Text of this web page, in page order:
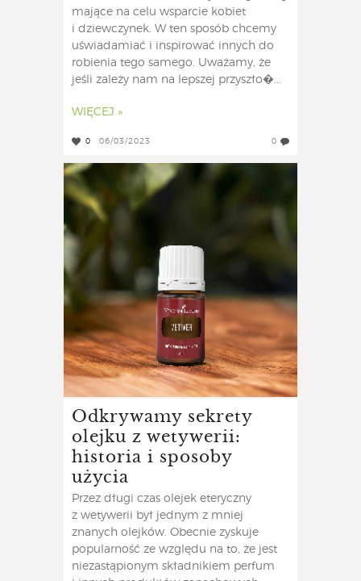
mające na celu wsparcie kobiet
i dziewczynek. W ten sposób chcemy
uświadamiać i inspirować innych do
robienia tego samego. Uważamy, że
jeśli zależy nam na lepszej przyszło�...
WIĘCEJ »
0 06/03/2023 0
Odkrywamy sekrety
olejku z wetywerii:
historia i sposoby
użycia
Przez długi czas olejek eteryczny
z wetywerii był jednym z mniej
znanych olejków. Obecnie zyskuje
popularność ze względu na to, że jest
niezastąpionym składnikiem perfum